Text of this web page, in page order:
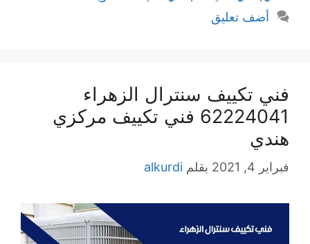
أضف تعليق
فني تكييف سنترال الزهراء
62224041 فني تكييف مركزي
هندي
فبراير 4, 2021 بقلم alkurdi